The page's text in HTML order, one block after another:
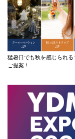
猛暑日でも秋を感じられる
ご提案！